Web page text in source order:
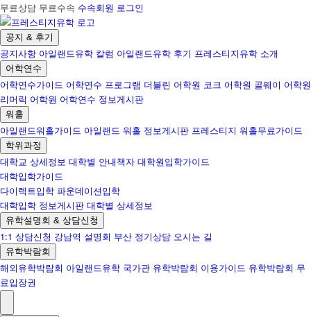
무료상담 무료수속 수속회원 로그인
공지 & 후기
공지사항 아일랜드유학 칼럼 아일랜드유학 후기 프레스티지유학 소개
어학연수
어학연수가이드 어학연수 프로그램 더블린 어학원 코크 어학원 골웨이 어학원
리머릭 어학원 어학연수 정보게시판
워홀
아일랜드워홀가이드 아일랜드 워홀 정보게시판 프레스티지 워홀무료가이드
학위과정
대학교 상세정보 대학별 안내책자 대학원입학가이드
대학입학가이드
다이렉트입학 파운데이션입학
대학입학 정보게시판 대학별 상세정보
유학설명회 & 상담신청
1:1 상담신청 강남역 설명회 부산 정기상담 오시는 길
유학박람회
해외유학박람회 아일랜드유학 국가관 유학박람회 이용가이드 유학박람회 무
료입장권